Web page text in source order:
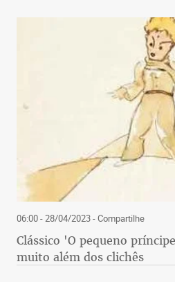
06:00 - 28/04/2023- Compartilhe
Clássico 'O pequeno
muito além dos clichês